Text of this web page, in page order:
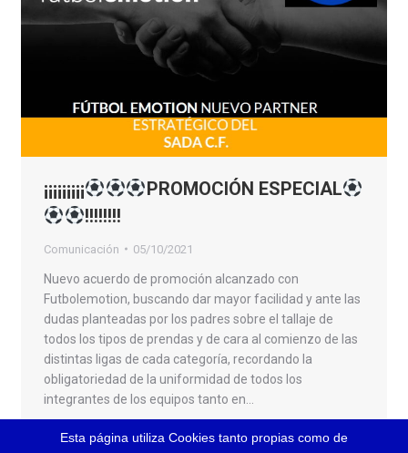
¡¡¡¡¡¡¡¡¡
PROMOCIÓN ESPECIAL
!!!!!!!!
Comunicación 05/10/2021
Nuevo acuerdo de promoción alcanzado con
Futbolemotion, buscando dar mayor facilidad y ante las
dudas planteadas por los padres sobre el tallaje de
todos los tipos de prendas y de cara al comienzo de las
distintas ligas de cada categoría, recordando la
obligatoriedad de la uniformidad de todos los
integrantes de los equipos tanto en…
Esta página utiliza Cookies tanto propias como de